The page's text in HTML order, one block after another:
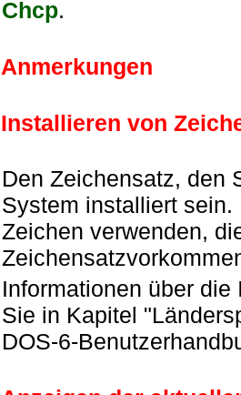
Chcp.
Anmerkungen
Installieren von
Den Zeichensatz, den
System installiert
Zeichen verwenden,
Informationen über
Sie in Kapitel
DOS-6-